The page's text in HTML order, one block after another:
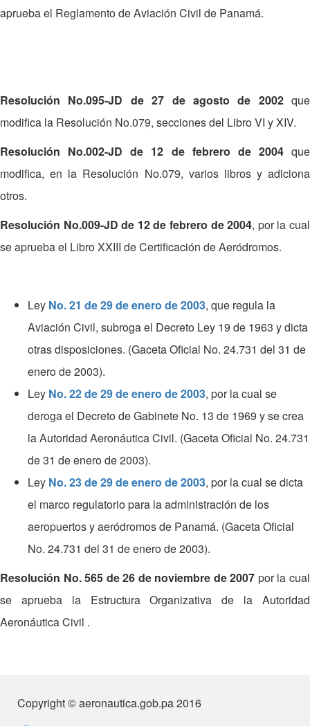
aprueba el Reglamento de Aviación Civil de Panamá.
Resolución No.095-JD de 27 de agosto de 2002que
modifica la Resolución No.079, secciones del Libro VI y XIV.
Resolución No.002-JD de 12 de febrero de 2004que
modifica, en la Resolución No.079, varios libros y adiciona
otros.
Resolución No.009-JD de 12 de febrero de 2004, por la cual
se aprueba el Libro XXIII de Certificación de Aeródromos.
Ley No. 21 de 29 de enero de 2003, que regula la
Aviación Civil, subroga el Decreto Ley 19 de 1963 y dicta
otras disposiciones. (Gaceta Oficial No. 24.731 del 31 de
enero de 2003).
Ley No. 22 de 29 de enero de 2003, por la cual se
deroga el Decreto de Gabinete No. 13 de 1969 y se crea
la Autoridad Aeronáutica Civil. (Gaceta Oficial No. 24.731
de 31 de enero de 2003).
Ley No. 23 de 29 de enero de 2003, por la cual se dicta
el marco regulatorio para la administración de los
aeropuertos y aeródromos de Panamá. (Gaceta Oficial
No. 24.731 del 31 de enero de 2003).
Resolución No. 565 de 26 de noviembre de 2007 por la cual
se aprueba la Estructura Organizativa de la Autoridad
Aeronáutica Civil .
Copyright © aeronautica.gob.pa 2016